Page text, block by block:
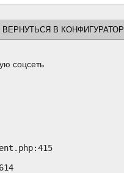
ВЕРНУТЬСЯ В КОНФИГУРАТОР
соцсеть